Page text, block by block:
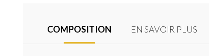
COMPOSITION EN SAVOIR PLUS